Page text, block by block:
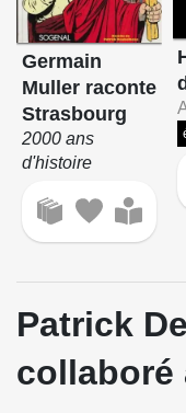
Germain
Muller raconte
Strasbourg
2000 ans
d'histoire
Patrick
collaboré